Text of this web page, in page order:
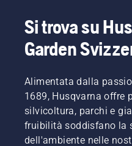
Si trova su
Garden
Alimentata dalla
1689, Husqvarna offre
silvicoltura, parchi e
fruibilità soddisfano la
dell'ambiente nelle